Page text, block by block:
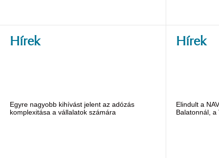
Hírek
Egyre nagyobb kihívást jelent az adózás
komplexitása a vállalatok számára
Hírek
Elindult a
Balatonnál, a